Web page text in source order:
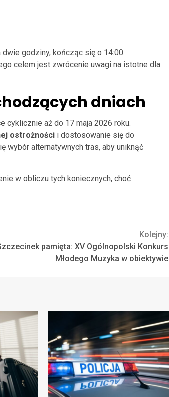
godziny, kończąc się o 14:00.
celem jest zwrócenie uwagi na istotne dla
dniach
cyklicznie aż do 17 maja 2026 roku.
ostrożności i dostosowanie się do
wybór alternatywnych tras, aby uniknąć
w obliczu tych koniecznych, choć
Kolejny:
pamięta: XV Ogólnopolski Konkurs
Młodego Muzyka w obiektywie